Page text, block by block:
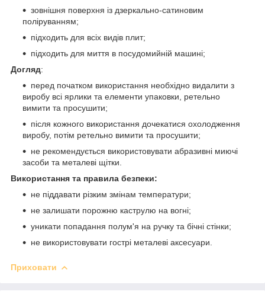
зовнішня поверхня із дзеркально-сатиновим
поліруванням;
підходить для всіх видів плит;
підходить для миття в посудомийній машині;
Догляд:
перед початком використання необхідно видалити з
виробу всі ярлики та елементи упаковки, ретельно
вимити та просушити;
після кожного використання дочекатися охолодження
виробу, потім ретельно вимити та просушити;
не рекомендується використовувати абразивні миючі
засоби та металеві щітки.
Використання та правила безпеки:
не піддавати різким змінам температури;
не залишати порожню каструлю на вогні;
уникати попадання полум'я на ручку та бічні стінки;
не використовувати гострі металеві аксесуари.
Приховати